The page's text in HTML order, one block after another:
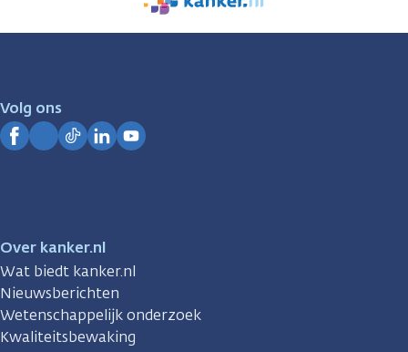
We
zijn
Volg ons
Over kanker.nl
Wat biedt kanker.nl
Nieuwsberichten
Wetenschappelijk onderzoek
Kwaliteitsbewaking